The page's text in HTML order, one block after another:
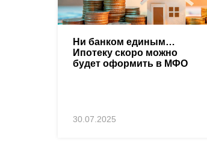
Ни банком единым…
Ипотеку скоро можно
будет оформить в МФО
30.07.2025